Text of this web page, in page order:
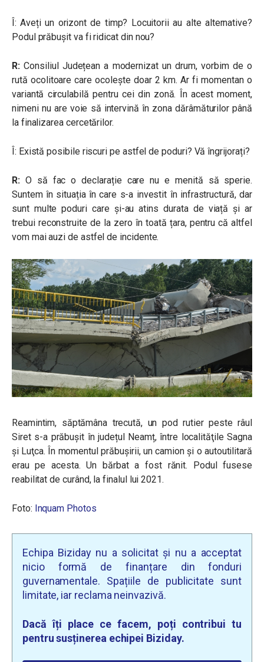
Î: Aveți un orizont de timp? Locuitorii au alte alternative?
Podul prăbușit va fi ridicat din nou?
R:Consiliul Județean a modernizat un drum, vorbim de o
rută ocolitoare care ocolește doar 2 km. Ar fi momentan o
variantă circulabilă pentru cei din zonă. În acest moment,
nimeni nu are voie să intervină în zona dărâmăturilor până
la finalizarea cercetărilor.
Î: Există posibile riscuri pe astfel de poduri? Vă îngrijorați?
R:O să fac o declarație care nu e menită să sperie.
Suntem în situația în care s-a investit în infrastructură, dar
sunt multe poduri care și-au atins durata de viață și ar
trebui reconstruite de la zero în toată țara, pentru că altfel
vom mai auzi de astfel de incidente.
Reamintim, săptămâna trecută, un pod rutier peste râul
Siret s-a prăbușit în județul Neamț, între localităţile Sagna
şi Luţca. În momentul prăbușirii, un camion și o autoutilitară
erau pe acesta. Un bărbat a fost rănit. Podul fusese
reabilitat de curând, la finalul lui 2021.
Foto: Inquam Photos
Echipa Biziday nu a solicitat și nu a acceptat
nicio formă de finanțare din fonduri
guvernamentale. Spațiile de publicitate sunt
limitate, iar reclama neinvazivă.
Dacă îți place ce facem, poți contribui tu
pentru susținerea echipei Biziday.